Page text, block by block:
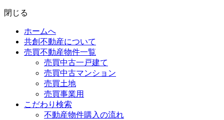
閉じる
ホームへ
共創不動産について
売買不動産物件一覧
売買中古一戸建て
売買中古マンション
売買土地
売買事業用
こだわり検索
不動産物件購入の流れ